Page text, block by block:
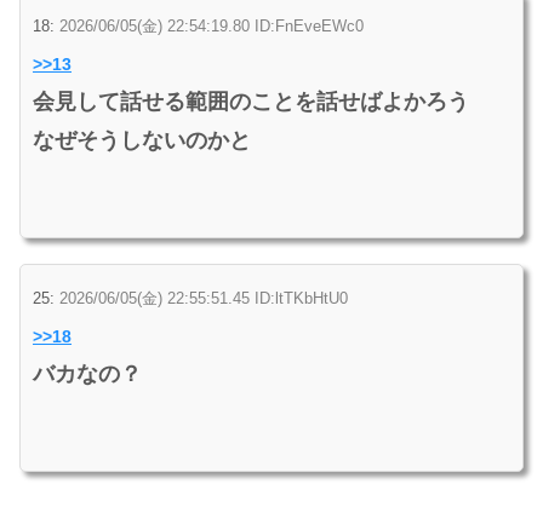
18: 2026/06/05(金) 22:54:19.80 ID:FnEveEWc0
>>13
会見して話せる範囲のことを話せばよかろう
なぜそうしないのかと
25: 2026/06/05(金) 22:55:51.45 ID:ltTKbHtU0
>>18
バカなの？